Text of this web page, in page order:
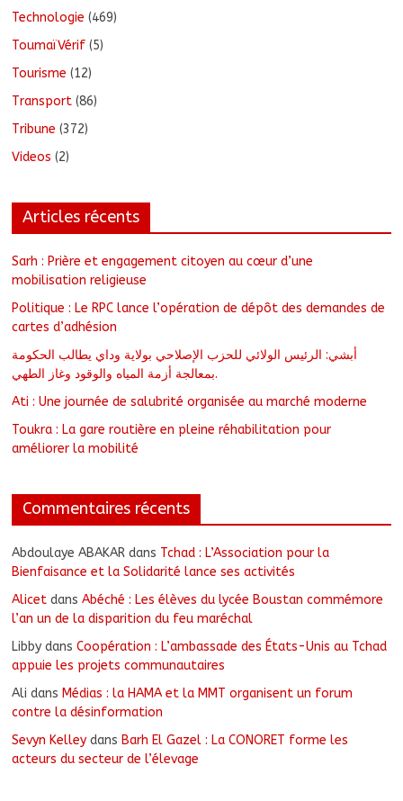
Technologie (469)
ToumaïVérif (5)
Tourisme (12)
Transport (86)
Tribune (372)
Videos (2)
Articles récents
Sarh : Prière et engagement citoyen au cœur d’une
mobilisation religieuse
Politique : Le RPC lance l’opération de dépôt des demandes de
cartes d’adhésion
أبشي: الرئيس الولائي للحزب الإصلاحي بولاية وداي يطالب الحكومة
بمعالجة أزمة المياه والوقود وغاز الطهي.
Ati : Une journée de salubrité organisée au marché moderne
Toukra : La gare routière en pleine réhabilitation pour
améliorer la mobilité
Commentaires récents
Abdoulaye ABAKAR dans Tchad : L’Association pour la
Bienfaisance et la Solidarité lance ses activités
Alicet dansAbéché : Les élèves du lycée Boustan commémore
l’an un de la disparition du feu maréchal
Libby dansCoopération : L’ambassade des États-Unis au Tchad
appuie les projets communautaires
Ali dans Médias : la HAMA et la MMT organisent un forum
contre la désinformation
Sevyn Kelley dans Barh El Gazel : La CONORET forme les
acteurs du secteur de l’élevage